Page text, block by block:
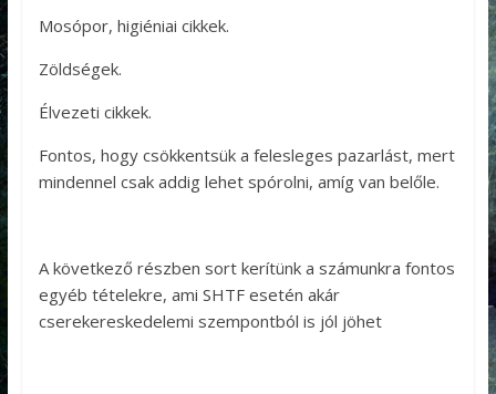
Mosópor, higiéniai cikkek.
Zöldségek.
Élvezeti cikkek.
Fontos, hogy csökkentsük a felesleges pazarlást, mert
mindennel csak addig lehet spórolni, amíg van belőle.
A következő részben sort kerítünk a számunkra fontos
egyéb tételekre, ami SHTF esetén akár
cserekereskedelemi szempontból is jól jöhet